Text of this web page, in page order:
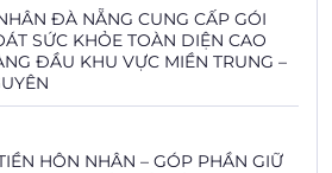
ĐÀ NẴNG CUNG CẤP GÓI
SỨC KHỎE TOÀN DIỆN CAO
ĐẦU KHU VỰC MIỀN TRUNG –
HÔN NHÂN – GÓP PHẦN GIỮ